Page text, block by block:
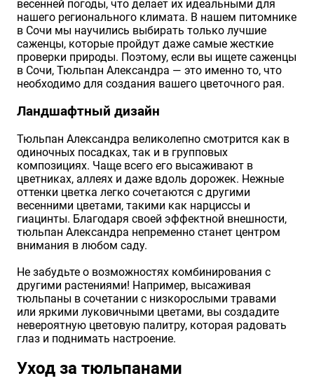
весенней погоды, что делает их идеальными для
нашего регионального климата. В нашем питомнике
в Сочи мы научились выбирать только лучшие
саженцы, которые пройдут даже самые жесткие
проверки природы. Поэтому, если вы ищете саженцы
в Сочи, Тюльпан Александра — это именно то, что
необходимо для создания вашего цветочного рая.
Ландшафтный дизайн
Тюльпан Александра великолепно смотрится как в
одиночных посадках, так и в групповых
композициях. Чаще всего его высаживают в
цветниках, аллеях и даже вдоль дорожек. Нежные
оттенки цветка легко сочетаются с другими
весенними цветами, такими как нарциссы и
гиацинты. Благодаря своей эффектной внешности,
тюльпан Александра непременно станет центром
внимания в любом саду.
Не забудьте о возможностях комбинирования с
другими растениями! Например, высаживая
тюльпаны в сочетании с низкорослыми травами
или яркими луковичными цветами, вы создадите
невероятную цветовую палитру, которая радовать
глаз и поднимать настроение.
Уход за тюльпанами